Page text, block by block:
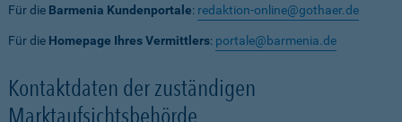
Für die Barmenia Kundenportale: redaktion-online@gothaer.de
Für die Homepage Ihres Vermittlers: portale@barmenia.de
Kontaktdaten der zuständigen
Marktaufsichtsbehörde